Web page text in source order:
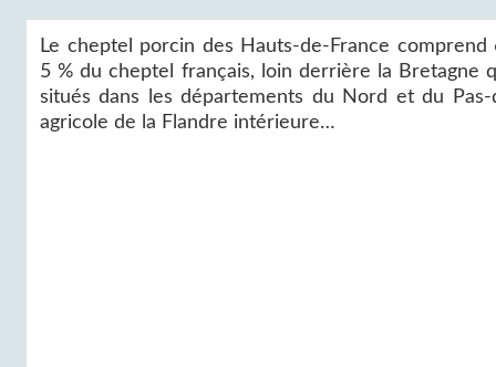
Le cheptel porcin des Hauts-de-France
5 % du cheptel français, loin derrière la Bretagne
situés dans les départements du Nord et du
agricole de la Flandre intérieure…